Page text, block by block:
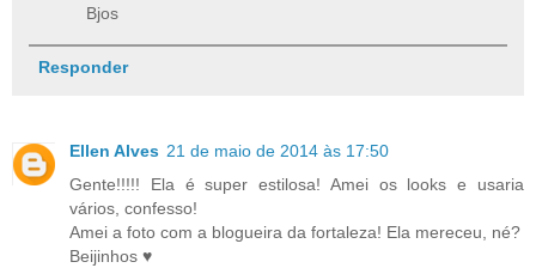
Bjos
Responder
Ellen Alves 21 de maio de 2014 às 17:50
Gente!!!!! Ela é super estilosa! Amei os looks e usaria
vários, confesso!
Amei a foto com a blogueira da fortaleza! Ela mereceu, né?
Beijinhos ♥